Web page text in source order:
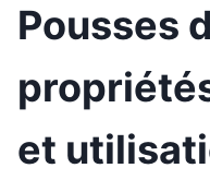
Pousses
et